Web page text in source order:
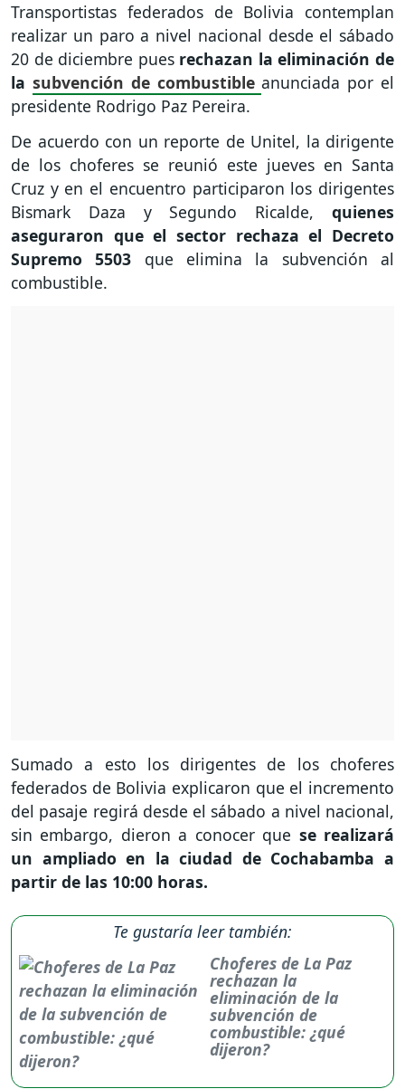
Transportistas federados de Bolivia contemplan
realizar un paro a nivel nacional desde el sábado
20 de diciembre pues rechazan la eliminación de
la subvención de combustible anunciada por el
presidente Rodrigo Paz Pereira.
De acuerdo con un reporte de Unitel, la dirigente
de los choferes se reunió este jueves en Santa
Cruz y en el encuentro participaron los dirigentes
Bismark Daza y Segundo Ricalde, quienes
aseguraron que el sector rechaza el Decreto
Supremo 5503 que elimina la subvención al
combustible.
Sumado a esto los dirigentes de los choferes
federados de Bolivia explicaron que el incremento
del pasaje regirá desde el sábado a nivel nacional,
sin embargo, dieron a conocer que se realizará
un ampliado en la ciudad de Cochabamba a
partir de las 10:00 horas.
Te gustaría leer también:
Choferes de La Paz
rechazan la
eliminación de la
subvención de
combustible: ¿qué
dijeron?